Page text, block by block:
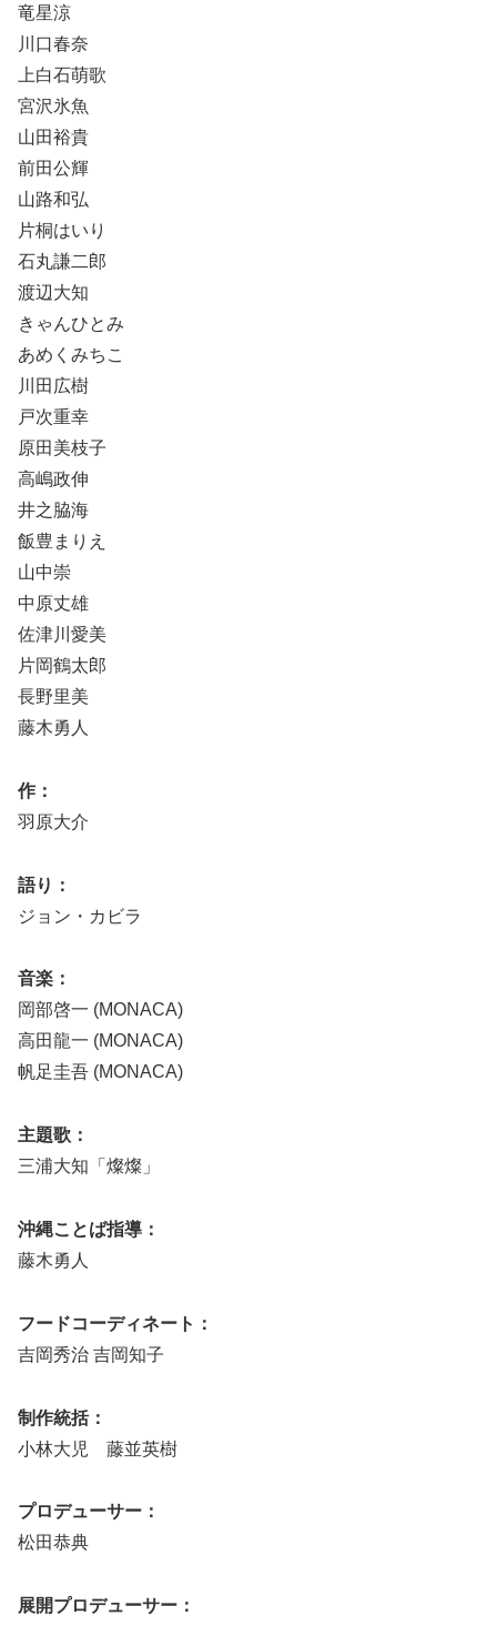
竜星涼
川口春奈
上白石萌歌
宮沢氷魚
山田裕貴
前田公輝
山路和弘
片桐はいり
石丸謙二郎
渡辺大知
きゃんひとみ
あめくみちこ
川田広樹
戸次重幸
原田美枝子
高嶋政伸
井之脇海
飯豊まりえ
山中崇
中原丈雄
佐津川愛美
片岡鶴太郎
長野里美
藤木勇人
作：
羽原大介
語り：
ジョン・カビラ
音楽：
岡部啓一 (MONACA)
高田龍一 (MONACA)
帆足圭吾 (MONACA)
主題歌：
三浦大知「燦燦」
沖縄ことば指導：
藤木勇人
フードコーディネート：
吉岡秀治 吉岡知子
制作統括：
小林大児 藤並英樹
プロデューサー：
松田恭典
展開プロデューサー：